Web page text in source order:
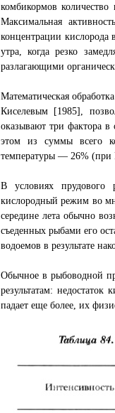
комбикормов
Максимальная
концентрации кислорода
утра, когда резко
разлагающими
Математическая
Киселевым [1985],
оказывают три фактора в
этом из суммы всего
температуры — 26%
В условиях прудового
кислородный режим во
середине лета обычно
съеденных рыбами его
водоемов в результате
Обычное в рыбоводной
результатам:
падает еще более, их